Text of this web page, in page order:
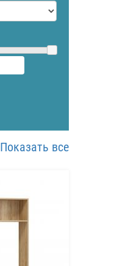
Показать все